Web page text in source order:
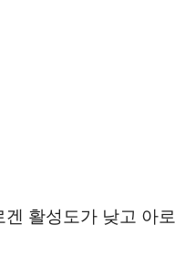
활성도가 낮고 아로